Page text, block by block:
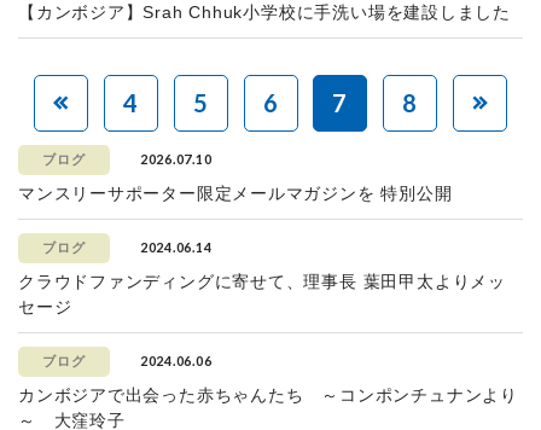
【カンボジア】Srah Chhuk小学校に手洗い場を建設しました
4 5 6 7 8
ブログ 2026.07.10
マンスリーサポーター限定メールマガジンを 特別公開
ブログ 2024.06.14
クラウドファンディングに寄せて、理事長 葉田甲太よりメッ
セージ
ブログ 2024.06.06
カンボジアで出会った赤ちゃんたち ～コンポンチュナンより
～ 大窪玲子